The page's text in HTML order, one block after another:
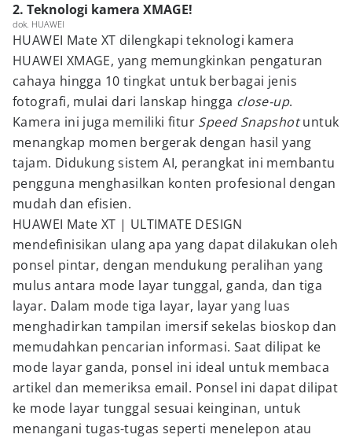
2. Teknologi kamera XMAGE!
dok. HUAWEI
HUAWEI Mate XT dilengkapi teknologi kamera
HUAWEI XMAGE, yang memungkinkan pengaturan
cahaya hingga 10 tingkat untuk berbagai jenis
fotografi, mulai dari lanskap hingga close-up.
Kamera ini juga memiliki fitur Speed Snapshotuntuk
menangkap momen bergerak dengan hasil yang
tajam. Didukung sistem AI, perangkat ini membantu
pengguna menghasilkan konten profesional dengan
mudah dan efisien.
HUAWEI Mate XT | ULTIMATE DESIGN
mendefinisikan ulang apa yang dapat dilakukan oleh
ponsel pintar, dengan mendukung peralihan yang
mulus antara mode layar tunggal, ganda, dan tiga
layar. Dalam mode tiga layar, layar yang luas
menghadirkan tampilan imersif sekelas bioskop dan
memudahkan pencarian informasi. Saat dilipat ke
mode layar ganda, ponsel ini ideal untuk membaca
artikel dan memeriksa email. Ponsel ini dapat dilipat
ke mode layar tunggal sesuai keinginan, untuk
menangani tugas-tugas seperti menelepon atau